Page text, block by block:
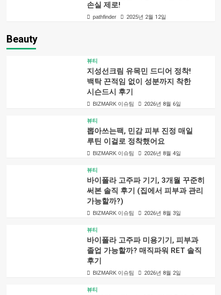
손실 제로!
pathfinder 2025년 2월 12일
Beauty
뷰티
지성선크림 유목민 드디어 정착!
백탁 끈적임 없이 성분까지 착한
시슨드시 후기
BIZMARK 이슈팀 2026년 8월 6일
뷰티
뽑아쓰는팩, 민감 피부 진정 매일
루틴 이걸로 정착했어요
BIZMARK 이슈팀 2026년 8월 4일
뷰티
바이폴라 고주파 기기, 3개월 꾸준히
써본 솔직 후기 (집에서 피부과 관리
가능할까?)
BIZMARK 이슈팀 2026년 8월 3일
뷰티
바이폴라 고주파 미용기기, 피부과
졸업 가능할까? 매직파워 RET 솔직
후기
BIZMARK 이슈팀 2026년 8월 2일
뷰티